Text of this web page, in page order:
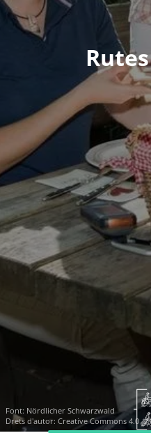
Font: Nördlicher Schwarzwald
Drets d'autor: Creative Commons 4.0